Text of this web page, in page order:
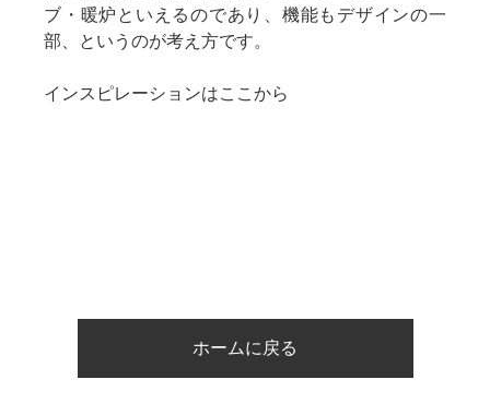
ブ・暖炉といえるのであり、機能もデザインの一
部、というのが考え方です。
インスピレーションはここから
ホームに戻る